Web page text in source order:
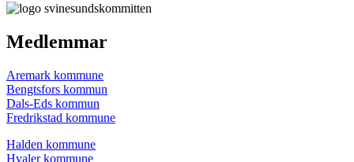
Medlemmar
Aremark kommune
Bengtsfors kommun
Dals-Eds kommun
Fredrikstad kommune
Halden kommune
Hvaler kommune